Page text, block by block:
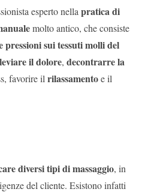
esperto nellapratica di
molto antico, che consiste
pressioni sui tessuti molli del
il dolore, decontrarre la
favorire ilrilassamentoe il
diversi tipi di massaggio, in
del cliente. Esistono infatti